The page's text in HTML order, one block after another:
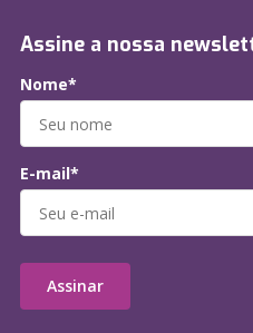
Assine a nossa
Nome*
E-mail*
Assinar